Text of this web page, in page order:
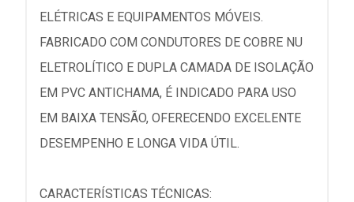
ELÉTRICAS E EQUIPAMENTOS MÓVEIS.
FABRICADO COM CONDUTORES DE COBRE NU
ELETROLÍTICO E DUPLA CAMADA DE ISOLAÇÃO
EM PVC ANTICHAMA, É INDICADO PARA USO
EM BAIXA TENSÃO, OFERECENDO EXCELENTE
DESEMPENHO E LONGA VIDA ÚTIL.
CARACTERÍSTICAS TÉCNICAS: